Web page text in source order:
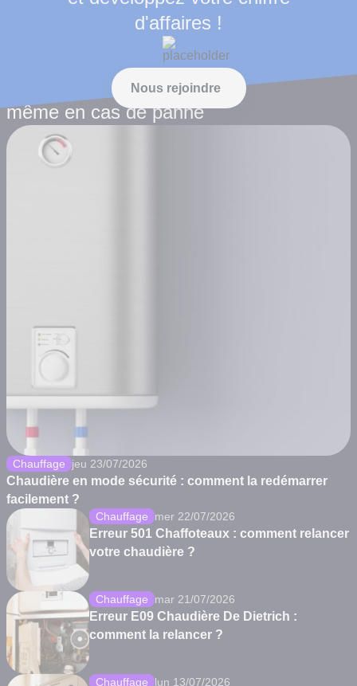
d'affaires !
Nous rejoindre
Le blog utile pour briller
même en cas de panne
Chauffage jeu 23/07/2026
Chaudière en mode sécurité : comment la redémarrer
facilement ?
Chauffage mer 22/07/2026
Erreur 501 Chaffoteaux : comment relancer
votre chaudière ?
Chauffage mar 21/07/2026
Erreur E09 Chaudière De Dietrich :
comment la relancer ?
Chauffage lun 13/07/2026